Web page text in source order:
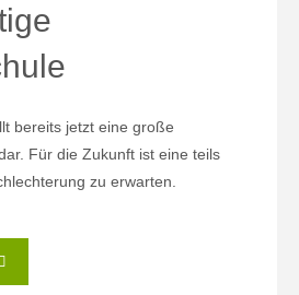
bereits jetzt eine große
Für die Zukunft ist eine teils
zu erwarten.